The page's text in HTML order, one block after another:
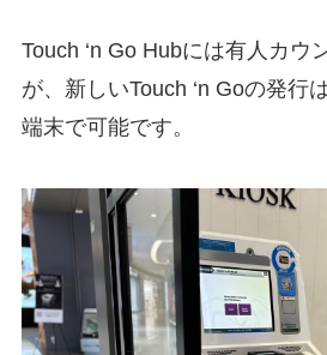
Touch ‘n Go Hubには有人カウ
が、新しいTouch ‘n Goの発行
端末で可能です。